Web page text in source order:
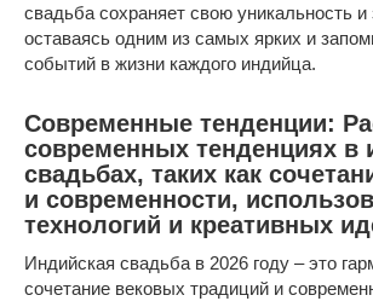
свадьба сохраняет свою уникальность и
оставаясь одним из самых ярких и
событий в жизни каждого индийца.
Современные тенденции:
современных тенденциях в
свадьбах, таких как
и современности,
технологий и креативных
Индийская свадьба в 2026 году – это
сочетание вековых традиций и